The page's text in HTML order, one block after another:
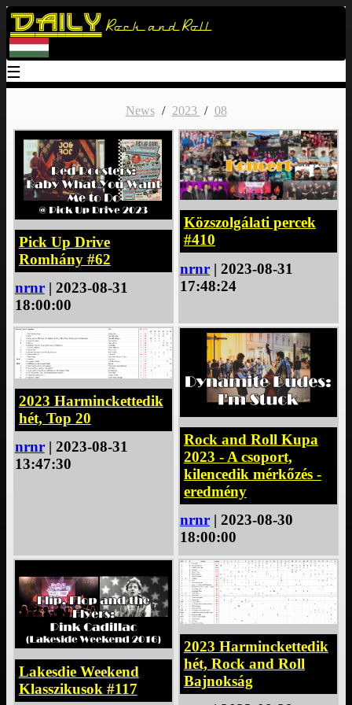
Daily Rock and Roll
☰
News / 2023 / 08
Pick Up Drive
Romhány #62
nrnr| 2023-08-31
18:00:00
Közszolgálati percek
#410
nrnr| 2023-08-31
17:48:24
2023 Harminckettedik
hét, Top 20
nrnr| 2023-08-31
13:47:30
Rock and Roll Kupa
2023 - A csoport,
kilencedik mérkőzés -
eredmény
nrnr| 2023-08-30
18:00:00
Lakesdie Weekend
Klasszikusok #117
2023 Harminckettedik
hét, Rock and Roll
Bajnokság